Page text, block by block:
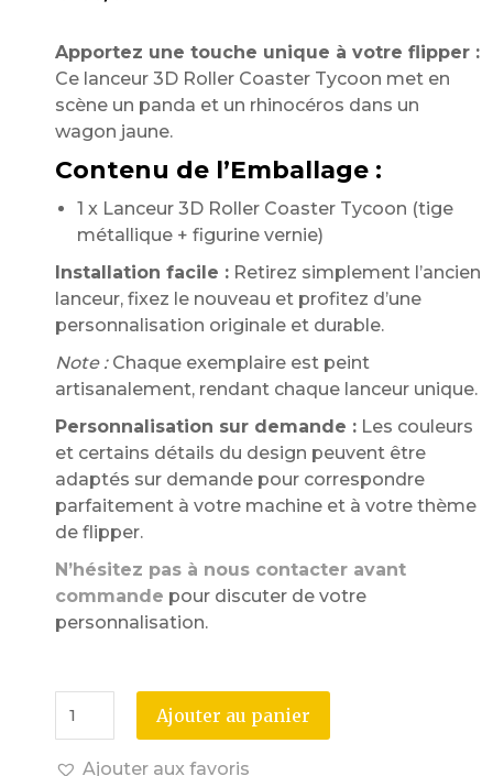
Apportez une touche unique à votre flipper :
Ce lanceur 3D Roller Coaster Tycoon met en
scène un panda et un rhinocéros dans un
wagon jaune.
Contenu de l’Emballage :
1 x Lanceur 3D Roller Coaster Tycoon (tige
métallique + figurine vernie)
Installation facile : Retirez simplement l’ancien
lanceur, fixez le nouveau et profitez d’une
personnalisation originale et durable.
Note :Chaque exemplaire est peint
artisanalement, rendant chaque lanceur unique.
Personnalisation sur demande : Les couleurs
et certains détails du design peuvent être
adaptés sur demande pour correspondre
parfaitement à votre machine et à votre thème
de flipper.
N’hésitez pas à nous contacter avant
commande pour discuter de votre
personnalisation.
Ajouter au panier
Ajouter aux favoris